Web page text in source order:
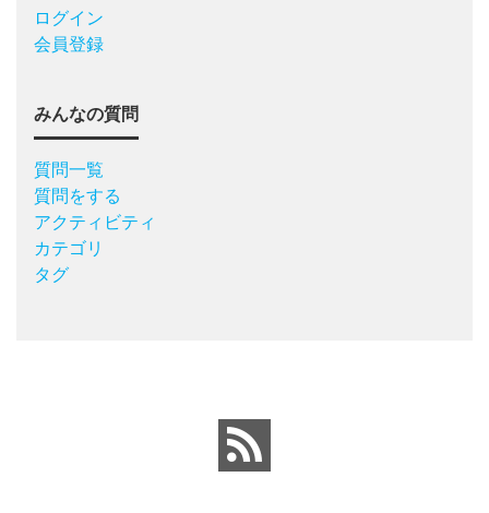
ログイン
会員登録
みんなの質問
質問一覧
質問をする
アクティビティ
カテゴリ
タグ